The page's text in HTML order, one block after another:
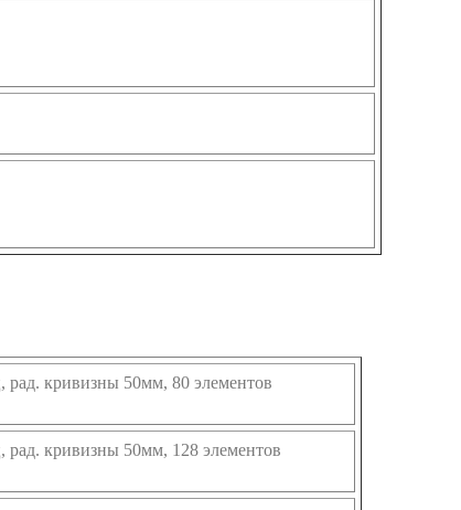
рад. кривизны 50мм, 80 элементов
рад. кривизны 50мм, 128 элементов